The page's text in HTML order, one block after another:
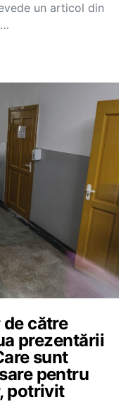
un articol din
către
prezentării
sunt
pentru
potrivit